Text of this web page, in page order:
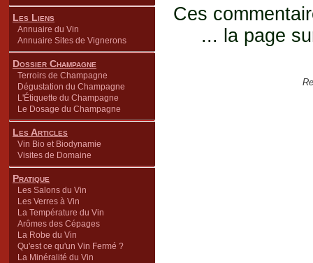
Les Liens
Annuaire du Vin
Annuaire Sites de Vignerons
Dossier Champagne
Terroirs de Champagne
Dégustation du Champagne
L'Étiquette du Champagne
Le Dosage du Champagne
Les Articles
Vin Bio et Biodynamie
Visites de Domaine
Pratique
Les Salons du Vin
Les Verres à Vin
La Température du Vin
Arômes des Cépages
La Robe du Vin
Qu'est ce qu'un Vin Fermé ?
La Minéralité du Vin
Ces
... la page